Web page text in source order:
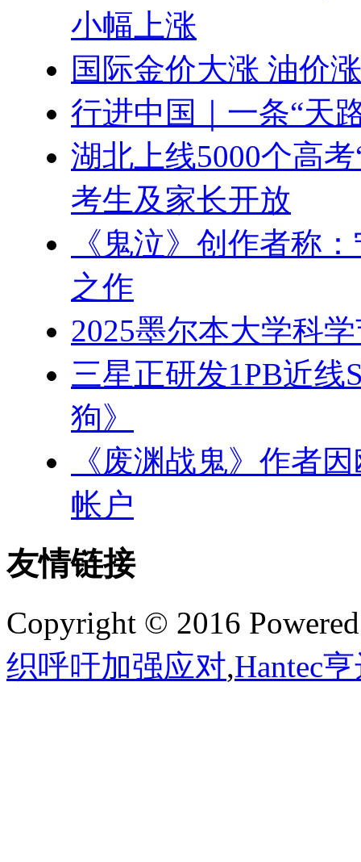
小幅上涨
国际金价大涨 油价
行进中国｜一条“天
湖北上线5000个高
考生及家长开放
《鬼泣》创作者称
之作
2025墨尔本大学科
三星正研发1PB近线
狗》
《废渊战鬼》作者
帐户
友情链接
Copyright © 2016
织呼吁加强应对,Hantec